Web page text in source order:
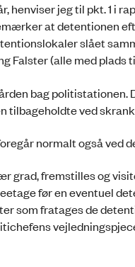
henviser jeg til pkt. 1 i
at detentionen
slået
Falster (alle med plads
bag
tilbageholdte ved
normalt også ved
grad, fremstilles og
før en eventuel
som fratages de